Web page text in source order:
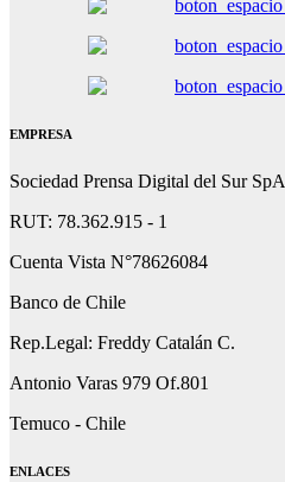
EMPRESA
Sociedad Prensa Digital del Sur SpA
RUT: 78.362.915 - 1
Cuenta Vista N°78626084
Banco de Chile
Rep.Legal: Freddy Catalán C.
Antonio Varas 979 Of.801
Temuco - Chile
ENLACES